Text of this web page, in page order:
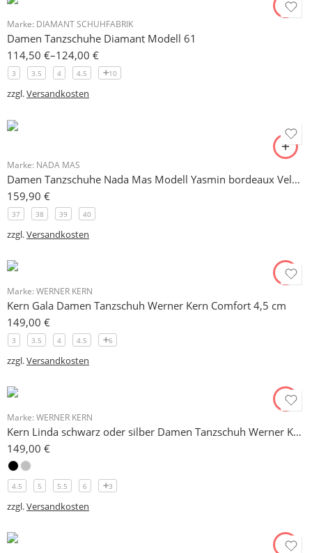
Marke: DIAMANT SCHUHFABRIK
Damen Tanzschuhe Diamant Modell 61
114,50 €–124,00 €
3 3.5 4 4.5 10
zzgl.Versandkosten
Marke: NADA MAS
Damen Tanzschuhe Nada Mas Modell Yasmin bordeaux Velours 7 cm
159,90 €
37 38 39 40
zzgl.Versandkosten
Marke: WERNER KERN
Kern Gala Damen Tanzschuh Werner Kern Comfort 4,5 cm
149,00 €
3 3.5 4 4.5 6
zzgl.Versandkosten
Marke: WERNER KERN
Kern Linda schwarz oder silber Damen Tanzschuh Werner Kern 6,5 cm
149,00 €
4.5 5 5.5 6 3
zzgl.Versandkosten